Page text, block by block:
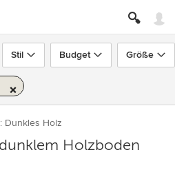
Stil Budget Größe
Dunkles Holz
Holzboden